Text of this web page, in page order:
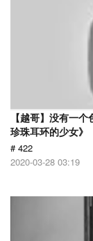
【越哥】没有一
珍珠耳环的少女》
# 422
2020-03-28 03:19